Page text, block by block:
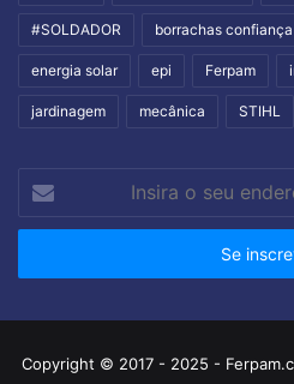
#SOLDADOR borrachas confiança
energia solar epi Ferpam
jardinagem mecânica STIHL
seu
de
Copyright © 2017 - 2025 -